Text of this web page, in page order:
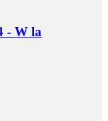
- W la